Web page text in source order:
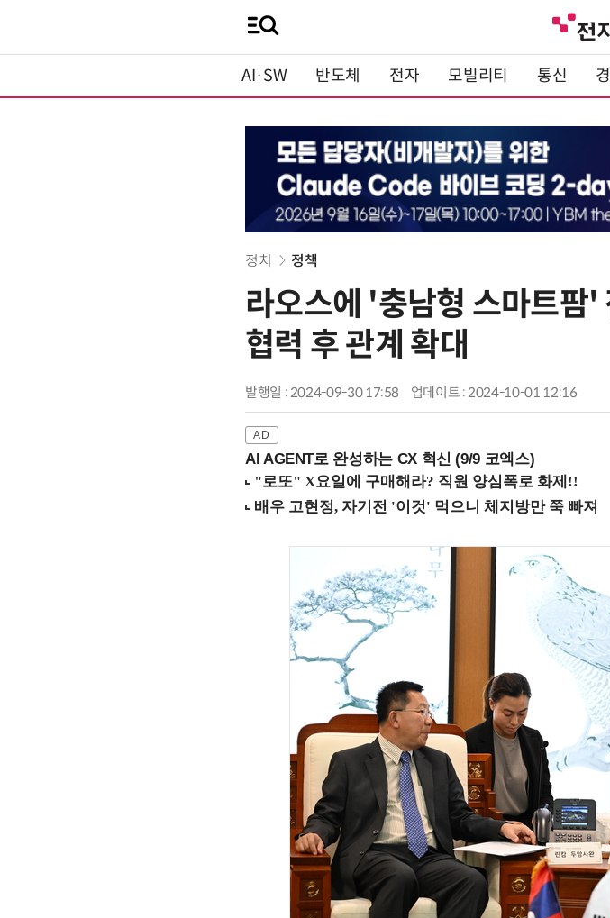
AI·SW 반도체 전자 모빌리티 통신
정치 정책
라오스에 '충남형 스마트
협력 후 관계 확대
발행일 : 2024-09-30 17:58 업데이트 : 2024-10-01 12:16
AI AGENT로 완성하는 CX 혁신 (9/9 코엑스)